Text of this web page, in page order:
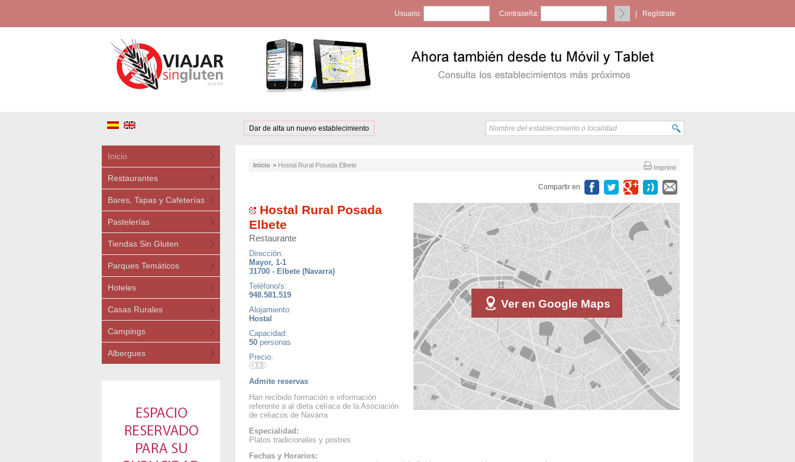
Usuario: Contraseña: Regístrate
Dar de alta un nuevo establecimiento
Inicio
Restaurantes
Bares, Tapas y Cafeterías
Pastelerías
Tiendas Sin Gluten
Parques Temáticos
Hoteles
Casas Rurales
Campings
Albergues
Imprimir
Inicio > Hostal Rural Posada Elbete
Compartir en
Ver en Google Maps
Hostal Rural Posada
Elbete
Restaurante
Dirección:
Mayor, 1-1
31700 - Elbete (Navarra)
Teléfono/s:
948.581.519
Alojamiento:
Hostal
Capacidad:
50 personas
Precio:
Admite reservas
Han recibido formación e información
referente a al dieta celíaca de la Asociación
de celiacos de Navarra
Especialidad:
Platos tradicionales y postres
Fechas y Horarios: